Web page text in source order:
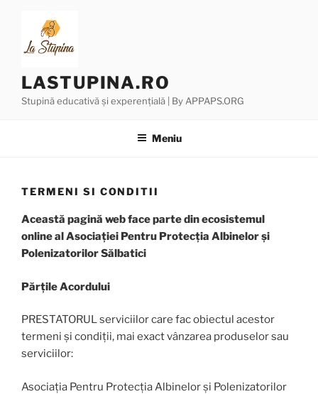
conținut
LASTUPINA.RO
Stupină educativă și experențială | By APPAPS.ORG
Meniu
TERMENI SI CONDITII
Această pagină web face parte din ecosistemul
online al Asociației Pentru Protecția Albinelor și
Polenizatorilor Sălbatici
Părțile Acordului
PRESTATORUL serviciilor care fac obiectul acestor
termeni și condiții, mai exact vânzarea produselor sau
serviciilor:
Asociația Pentru Protecția Albinelor și Polenizatorilor